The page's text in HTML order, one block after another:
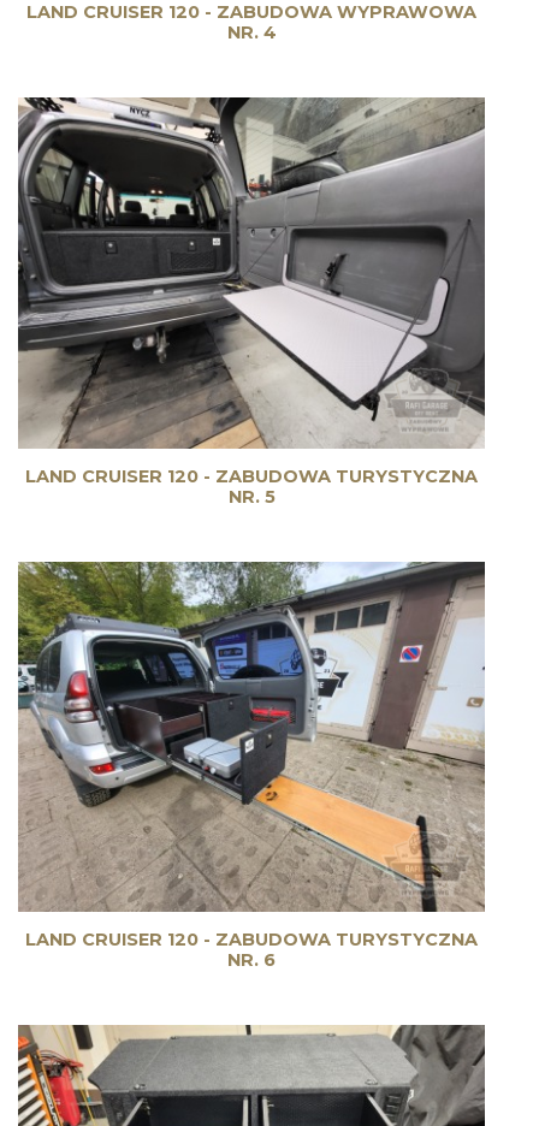
LAND CRUISER 120 - ZABUDOWA WYPRAWOWA
NR. 4
LAND CRUISER 120 - ZABUDOWA TURYSTYCZNA
NR. 5
LAND CRUISER 120 - ZABUDOWA TURYSTYCZNA
NR. 6